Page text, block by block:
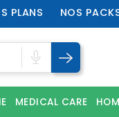
PLANS NOS
MEDICAL CARE